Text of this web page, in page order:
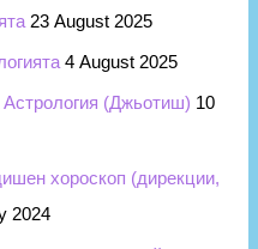
23 August 2025
4 August 2025
Астрология (Джьотиш) 10
хороскоп (дирекции,
2024